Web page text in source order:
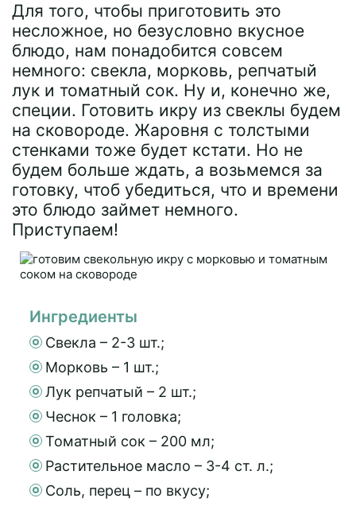
Для того, чтобы приготовить это
несложное, но безусловно вкусное
блюдо, нам понадобится совсем
немного: свекла, морковь, репчатый
лук и томатный сок. Ну и, конечно же,
специи. Готовить икру из свеклы будем
на сковороде. Жаровня с толстыми
стенками тоже будет кстати. Но не
будем больше ждать, а возьмемся за
готовку, чтоб убедиться, что и времени
это блюдо займет немного.
Приступаем!
Ингредиенты
Свекла – 2-3 шт.;
Морковь – 1 шт.;
Лук репчатый – 2 шт.;
Чеснок – 1 головка;
Томатный сок – 200 мл;
Растительное масло – 3-4 ст. л.;
Соль, перец – по вкусу;